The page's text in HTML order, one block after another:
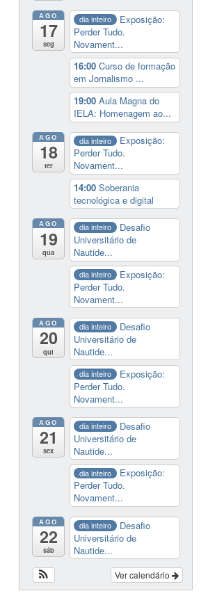
AGO
17
seg
dia inteiro
Exposição:
Perder Tudo.
Novament...
16:00Curso de formação
em Jornalismo ...
19:00Aula Magna do
IELA: Homenagem ao...
AGO
18
ter
dia inteiro
Exposição:
Perder Tudo.
Novament...
14:00Soberania
tecnológica e digital
AGO
19
qua
dia inteiro
Desafio
Universitário de
Nautide...
dia inteiro
Exposição:
Perder Tudo.
Novament...
AGO
20
qui
dia inteiro
Desafio
Universitário de
Nautide...
dia inteiro
Exposição:
Perder Tudo.
Novament...
AGO
21
sex
dia inteiro
Desafio
Universitário de
Nautide...
dia inteiro
Exposição:
Perder Tudo.
Novament...
AGO
22
sáb
dia inteiro
Desafio
Universitário de
Nautide...
Ver calendário